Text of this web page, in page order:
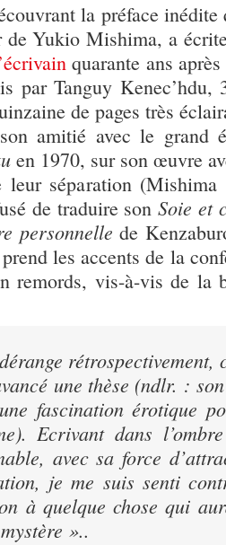
la préface
de Yukio Mishima, a
quarante ans
par Tanguy Kenec’hdu,
de pages très
amitié avec le grand
en 1970, sur son œuvre
leur séparation
de traduire sonSoie et
personnelle de
les accents de la
remords, vis-à-vis de la
rétrospectivement,
une thèse (ndlr. :
fascination érotique
Ecrivant dans
avec sa force
je me suis senti
à quelque chose qui
»..